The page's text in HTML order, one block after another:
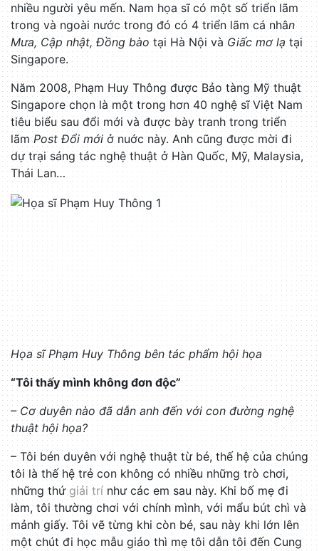
nhiều người yêu mến. Nam họa sĩ có một số triển lãm
trong và ngoài nước trong đó có 4 triển lãm cá nhân
Mưa, Cập nhật, Đồng bàotại Hà Nội vàGiấc mơ lạtại
Singapore.
Năm 2008, Phạm Huy Thông được Bảo tàng Mỹ thuật
Singapore chọn là một trong hơn 40 nghệ sĩ Việt Nam
tiêu biểu sau đổi mới và được bày tranh trong triển
lãmPost Đổi mới ở nuớc này. Anh cũng được mời đi
dự trại sáng tác nghệ thuật ở Hàn Quốc, Mỹ, Malaysia,
Thái Lan…
Họa sĩ Phạm Huy Thông bên tác phẩm hội họa
“Tôi thấy mình không đơn độc”
– Cơ duyên nào đã dẫn anh đến với con đường nghệ
thuật hội họa?
– Tôi bén duyên với nghệ thuật từ bé, thế hệ của chúng
tôi là thế hệ trẻ con không có nhiều những trò chơi,
những thứgiải trí như các em sau này. Khi bố mẹ đi
làm, tôi thường chơi với chính mình, với mẩu bút chì và
mảnh giấy. Tôi vẽ từng khi còn bé, sau này khi lớn lên
một chút đi học mẫu giáo thì mẹ tôi dẫn tôi đến Cung